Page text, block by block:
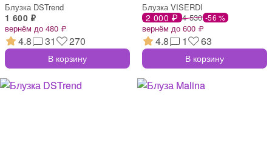
Блузка DSTrend
1 600 ₽
вернём до 480 ₽
4.8 31 270
В корзину
Блузка VISERDI
2 000 ₽ 4 530 -56 %
вернём до 600 ₽
4.8 1 63
В корзину